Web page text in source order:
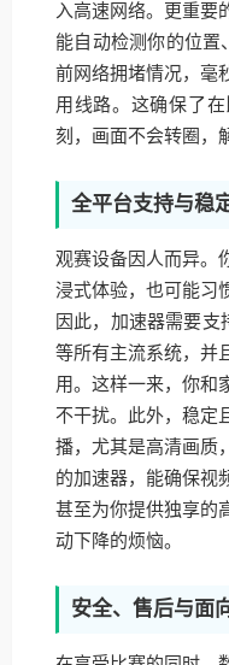
入高速网络。更重要
能自动检测你的位置
前网络拥堵情况，毫
用线路。这确保了
刻，画面不会转圈，
全平台支持与稳
观赛设备因人而异。
浸式体验，也可能习
因此，加速器需要支
等所有主流系统，并
用。这样一来，你和
不干扰。此外，稳定
播，尤其是高清画质
的加速器，能确保视
甚至为你提供独享的
动下降的烦恼。
安全、售后与面